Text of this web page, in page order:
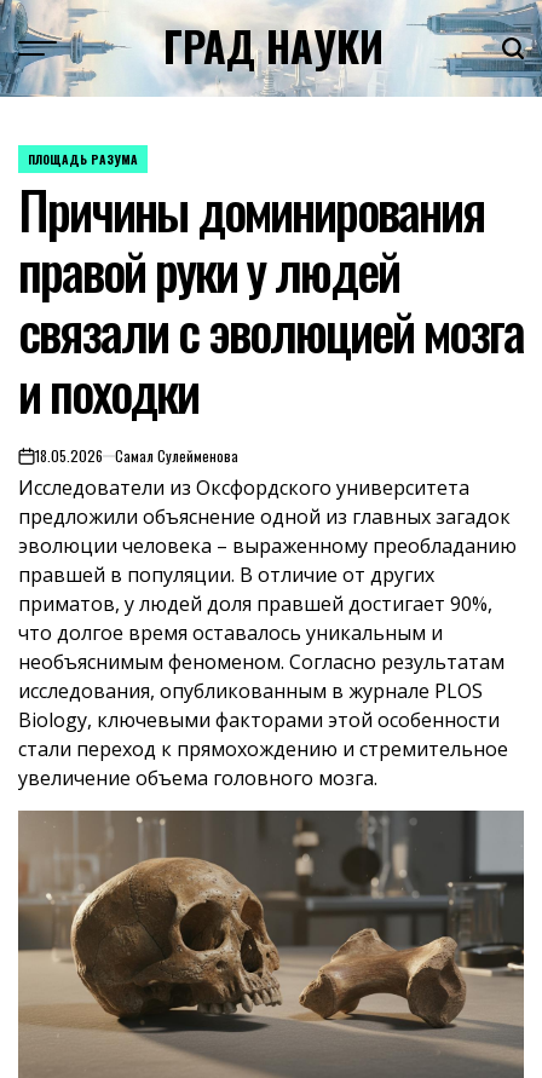
Skip
to
content
ГРАД НАУКИ
POSTED
ПЛОЩАДЬ РАЗУМА
Причины доминирования
правой руки у людей
связали с эволюцией мозга
и походки
on18.05.2026 Самал Сулейменова
Исследователи из Оксфордского университета
предложили объяснение одной из главных загадок
эволюции человека – выраженному преобладанию
правшей в популяции. В отличие от других
приматов, у людей доля правшей достигает 90%,
что долгое время оставалось уникальным и
необъяснимым феноменом. Согласно результатам
исследования, опубликованным в журнале PLOS
Biology, ключевыми факторами этой особенности
стали переход к прямохождению и стремительное
увеличение объема головного мозга.